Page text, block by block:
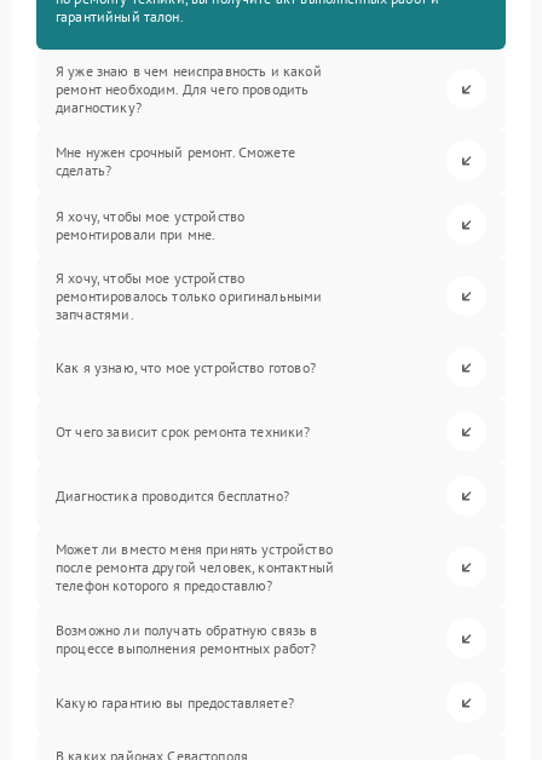
гарантийный талон.
Я уже знаю в чем неисправность и какой
ремонт необходим. Для чего проводить
диагностику?
Мне нужен срочный ремонт. Сможете
сделать?
Я хочу, чтобы мое устройство
ремонтировали при мне.
Я хочу, чтобы мое устройство
ремонтировалось только оригинальными
запчастями.
Как я узнаю, что мое устройство готово?
От чего зависит срок ремонта техники?
Диагностика проводится бесплатно?
Может ли вместо меня принять устройство
после ремонта другой человек, контактный
телефон которого я предоставлю?
Возможно ли получать обратную связь в
процессе выполнения ремонтных работ?
Какую гарантию вы предоставляете?
В каких районах Севастополя